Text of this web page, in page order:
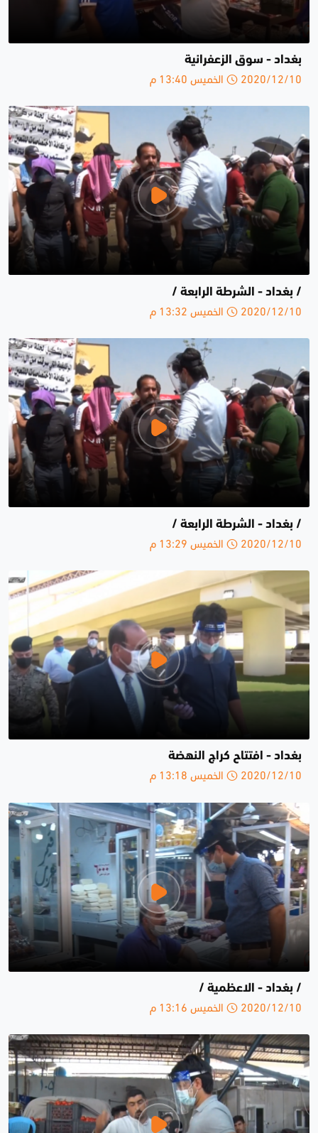
بغداد - سوق الزعفرانية
2020/12/10 الخميس 13:40 م
/ بغداد - الشرطة الرابعة /
2020/12/10 الخميس 13:32 م
/ بغداد - الشرطة الرابعة /
2020/12/10 الخميس 13:29 م
بغداد - افتتاح كراج النهضة
2020/12/10 الخميس 13:18 م
/ بغداد - الاعظمية /
2020/12/10 الخميس 13:16 م